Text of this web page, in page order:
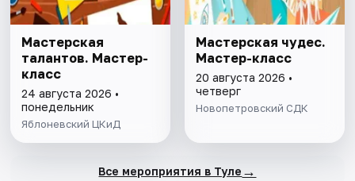
Мастерская
талантов. Мастер-
класс
24 августа 2026 •
понедельник
Яблоневский ЦКиД
Мастерская чудес.
Мастер-класс
20 августа 2026 •
четверг
Новопетровский СДК
Все мероприятия в Туле →